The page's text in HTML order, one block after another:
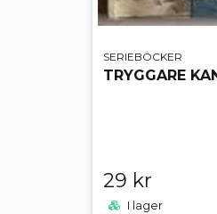
SERIEBÖCKER
TRYGGARE
29 kr
I lager